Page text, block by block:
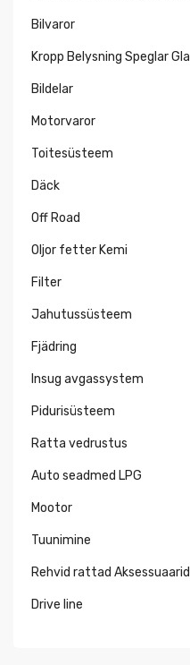
Bilvaror
Kropp Belysning Speglar
Bildelar
Motorvaror
Toitesüsteem
Däck
Off Road
Oljor fetter Kemi
Filter
Jahutussüsteem
Fjädring
Insug avgassystem
Pidurisüsteem
Ratta vedrustus
Auto seadmed LPG
Mootor
Tuunimine
Rehvid rattad Aksessuaarid
Drive line